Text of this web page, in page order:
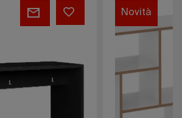
Tojo-
Novità